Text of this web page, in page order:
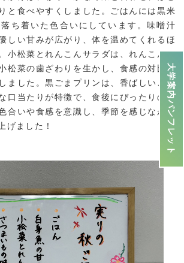
と食べやすくしました。ごはんには黒米
ち着いた色合いにしています。味噌汁
しい甘みが広がり、体を温めてくれるほ
小松菜とれんこんサラダは、れんこんの
松菜の歯ざわりを生かし、食感の対比を
ました。黒ごまプリンは、香ばしいごま
口当たりが特徴で、食後にぴったりの甘
合いや食感を意識し、季節を感じながら
げました！
大学案内パンフレット